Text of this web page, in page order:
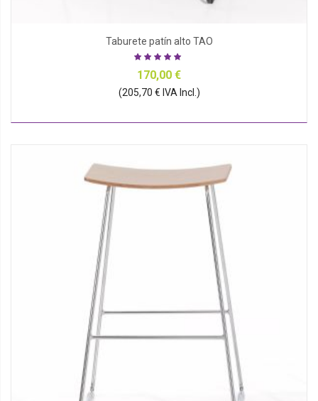
Taburete patín alto TAO
170,00 €
(205,70 € IVA Incl.)